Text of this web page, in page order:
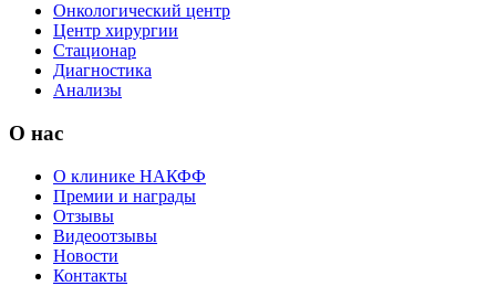
Онкологический центр
Центр хирургии
Стационар
Диагностика
Анализы
О нас
О клинике НАКФФ
Премии и награды
Отзывы
Видеоотзывы
Новости
Контакты